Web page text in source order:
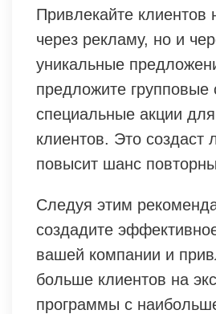
Привлекайте клиентов
через рекламу, но и
уникальные
предложите групповые
специальные акции
клиентов. Это создаст
повысит шанс
Следуя этим
создадите
вашей компании и
больше клиентов на
программы с